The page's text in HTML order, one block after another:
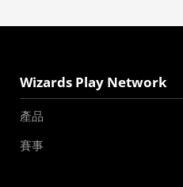
Wizards Play Network
產品
賽事